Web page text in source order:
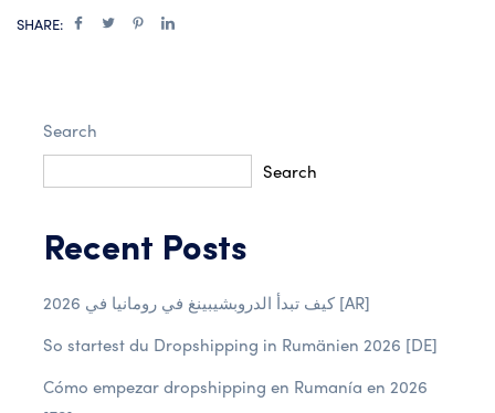
SHARE:
Search
Search
Recent Posts
كيف تبدأ الدروبشيبينغ في رومانيا في 2026 [AR]
So startest du Dropshipping in Rumänien 2026 [DE]
Cómo empezar dropshipping en Rumanía en 2026